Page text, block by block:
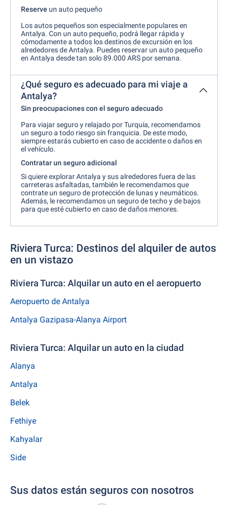
Reserve un auto pequeño
Los autos pequeños son especialmente populares en
Antalya. Con un auto pequeño, podrá llegar rápida y
cómodamente a todos los destinos de excursión en los
alrededores de Antalya. Puedes reservar un auto pequeño
en Antalya desde tan solo 89.000 ARS por semana.
¿Qué seguro es adecuado para mi viaje a
Antalya?
Sin preocupaciones con el seguro adecuado
Para viajar seguro y relajado por Turquía, recomendamos
un seguro a todo riesgo sin franquicia. De este modo,
siempre estarás cubierto en caso de accidente o daños en
el vehículo.
Contratar un seguro adicional
Si quiere explorar Antalya y sus alrededores fuera de las
carreteras asfaltadas, también le recomendamos que
contrate un seguro de protección de lunas y neumáticos.
Además, le recomendamos un seguro de techo y de bajos
para que esté cubierto en caso de daños menores.
Riviera Turca: Destinos del alquiler de autos
en un vistazo
Riviera Turca: Alquilar un auto en el aeropuerto
Aeropuerto de Antalya
Antalya Gazipasa-Alanya Airport
Riviera Turca: Alquilar un auto en la ciudad
Alanya
Antalya
Belek
Fethiye
Kahyalar
Side
Sus datos están seguros con nosotros